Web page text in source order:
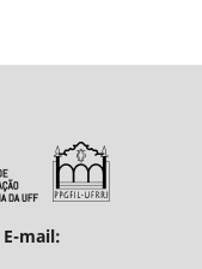
E-mail: